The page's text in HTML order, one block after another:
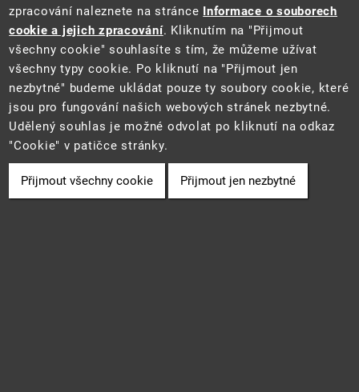
Tento web je součástí Informačního systému pro statistiku a reporting
(STAR) projektu "Platforma pro statistiku, reporting a analýzy"
(CZ.06.3.05/0.0/0.0/16_028/0006498) financovaného z EU.
2021 ©CENIA a Ministerstvo životního prostředí
• Informace jsou
poskytovány v souladu se zákonem č. 106/1999 Sb., o svobodném
přístupu k informacím.
Cookie
zpracování naleznete na stránce Informace o souborech
cookie a jejich zpracování. Kliknutím na "Přijmout
všechny cookie" souhlasíte s tím, že můžeme užívat
všechny typy cookie. Po kliknutí na "Přijmout jen
nezbytné" budeme ukládat pouze ty soubory cookie, které
jsou pro fungování našich webových stránek nezbytné.
Udělený souhlas je možné odvolat po kliknutí na odkaz
"Cookie" v patičce stránky.
Přijmout všechny cookie Přijmout jen nezbytné